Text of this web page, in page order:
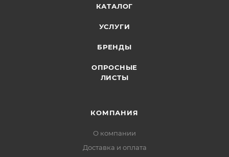
КАТАЛОГ
УСЛУГИ
БРЕНДЫ
ОПРОСНЫЕ
ЛИСТЫ
КОМПАНИЯ
О компании
Доставка и оплата